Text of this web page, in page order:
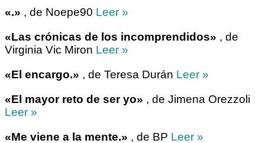
«.» , de Noepe90 Leer »
«Las crónicas de los incomprendidos» , de
Virginia Vic Miron Leer »
«El encargo.» , de Teresa Durán Leer »
«El mayor reto de ser yo» , de Jimena Orezzoli
Leer »
«Me viene a la mente.» , de BP Leer »